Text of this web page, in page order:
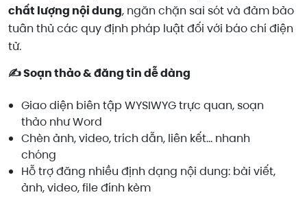
chất lượng nội dung, ngăn chặn sai sót và đảm bảo
tuân thủ các quy định pháp luật đối với báo chí điện
tử.
✍️ Soạn thảo & đăng tin dễ dàng
Giao diện biên tập WYSIWYG trực quan, soạn
thảo như Word
Chèn ảnh, video, trích dẫn, liên kết… nhanh
chóng
Hỗ trợ đăng nhiều định dạng nội dung: bài viết,
ảnh, video, file đính kèm